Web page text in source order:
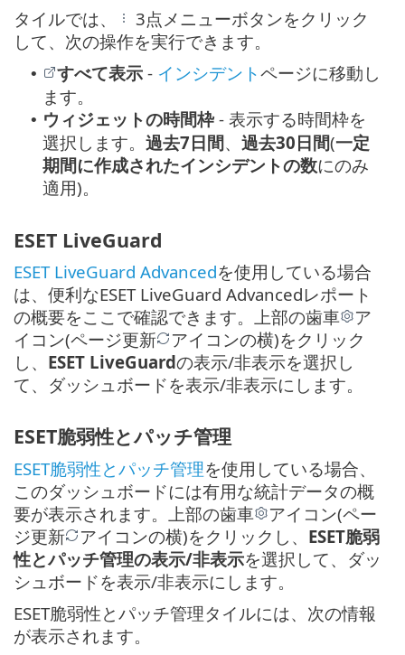
タイルでは、
3点メニューボタンをクリック
して、次の操作を実行できます。
• すべて表示 - インシデントページに移動し
ます。
• ウィジェットの時間枠- 表示する時間枠を
選択します。 過去7日間、 過去30日間(一定
期間に作成されたインシデントの数にのみ
適用)。
ESET LiveGuard
ESET LiveGuard Advancedを使用している場合
は、便利なESET LiveGuard Advancedレポート
の概要をここで確認できます。上部の歯車
ア
イコン(ページ更新
アイコンの横)をクリック
し、 ESET LiveGuardの表示/非表示を選択し
て、ダッシュボードを表示/非表示にします。
ESET脆弱性とパッチ管理
ESET脆弱性とパッチ管理を使用している場合、
このダッシュボードには有用な統計データの概
要が表示されます。上部の歯車
アイコン(ペー
ジ更新
アイコンの横)をクリックし、 ESET脆弱
性とパッチ管理の表示/非表示を選択して、ダッ
シュボードを表示/非表示にします。
ESET脆弱性とパッチ管理タイルには、次の情報
が表示されます。